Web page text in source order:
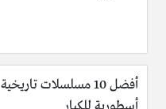
أفضل 10 مسلسلات تاريخية